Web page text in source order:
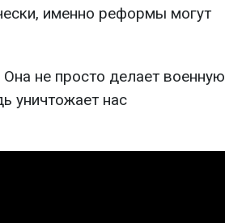
именно реформы могут
не просто делает военную
уничтожает нас